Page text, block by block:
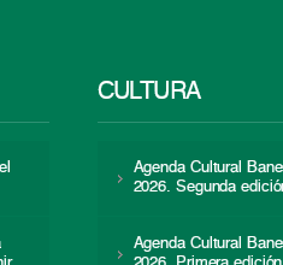
CULTURA
Agenda Cultural
2026. Segunda
Agenda Cultural